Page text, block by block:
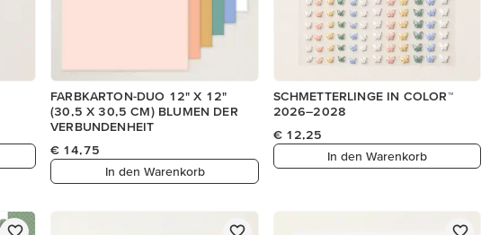
FARBKARTON-DUO 12" X 12"
(30,5 X 30,5 CM) BLUMEN DER
VERBUNDENHEIT
€ 14,75
In den Warenkorb
SCHMETTERLINGE IN COLOR™
2026–2028
€ 12,25
In den Warenkorb